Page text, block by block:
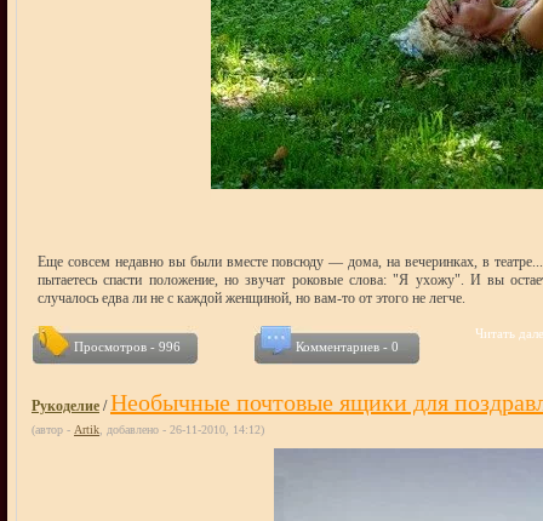
Еще совсем недавно вы были вместе повсюду — дома, на вечеринках, в
пытаетесь спасти положение, но звучат роковые слова: "Я ухожу". И вы
случалось едва ли не с каждой женщиной, но вам-то от этого не легче.
Просмотров - 996 Комментариев - 0
Читать
Рукоделие /Необычные почтовые ящики для
(автор - Artik , добавлено - 26-11-2010, 14:12)